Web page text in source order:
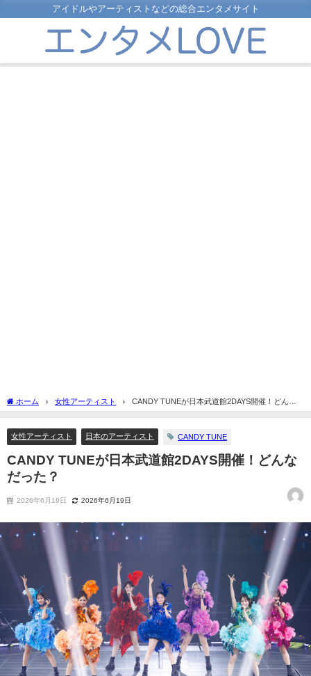
アイドルやアーティストなどの総合エンタメサイト
ホーム 女性アーティスト
CANDY TUNEが日本武道館2DAYS開催！どんな
だった？
女性アーティスト 日本のアーティスト CANDY TUNE
CANDY TUNEが日本武道館2DAYS開催！どんな
だった？
2026年6月19日 2026年6月19日